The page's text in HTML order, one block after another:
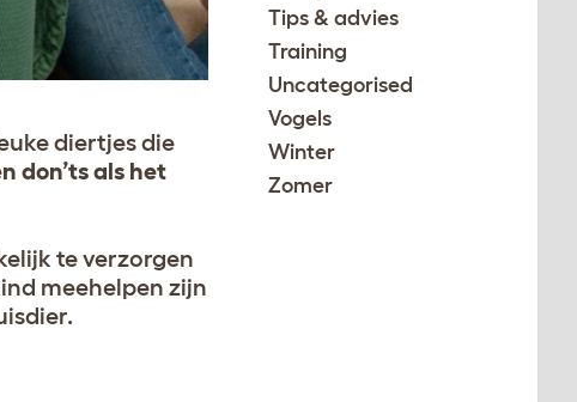
diertjes die
don’ts als het
te verzorgen
meehelpen zijn
Tips & advies
Training
Uncategorised
Vogels
Winter
Zomer